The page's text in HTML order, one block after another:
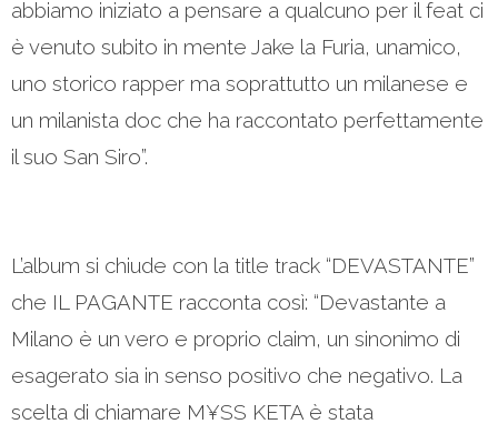
abbiamo iniziato a pensare a qualcuno per il feat ci
è venuto subito in mente Jake la Furia, unamico,
uno storico rapper ma soprattutto un milanese e
un milanista doc che ha raccontato perfettamente
il suo San Siro”.
L’album si chiude con la title track “DEVASTANTE”
che IL PAGANTE racconta così: “Devastante a
Milano è un vero e proprio claim, un sinonimo di
esagerato sia in senso positivo che negativo. La
scelta di chiamare M¥SS KETA è stata